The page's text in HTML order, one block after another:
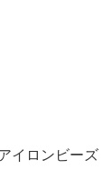
イロンビーズ